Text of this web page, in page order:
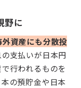
野に
資産にも分散投
支払いが日本円
行われるものを
の預貯金や日本